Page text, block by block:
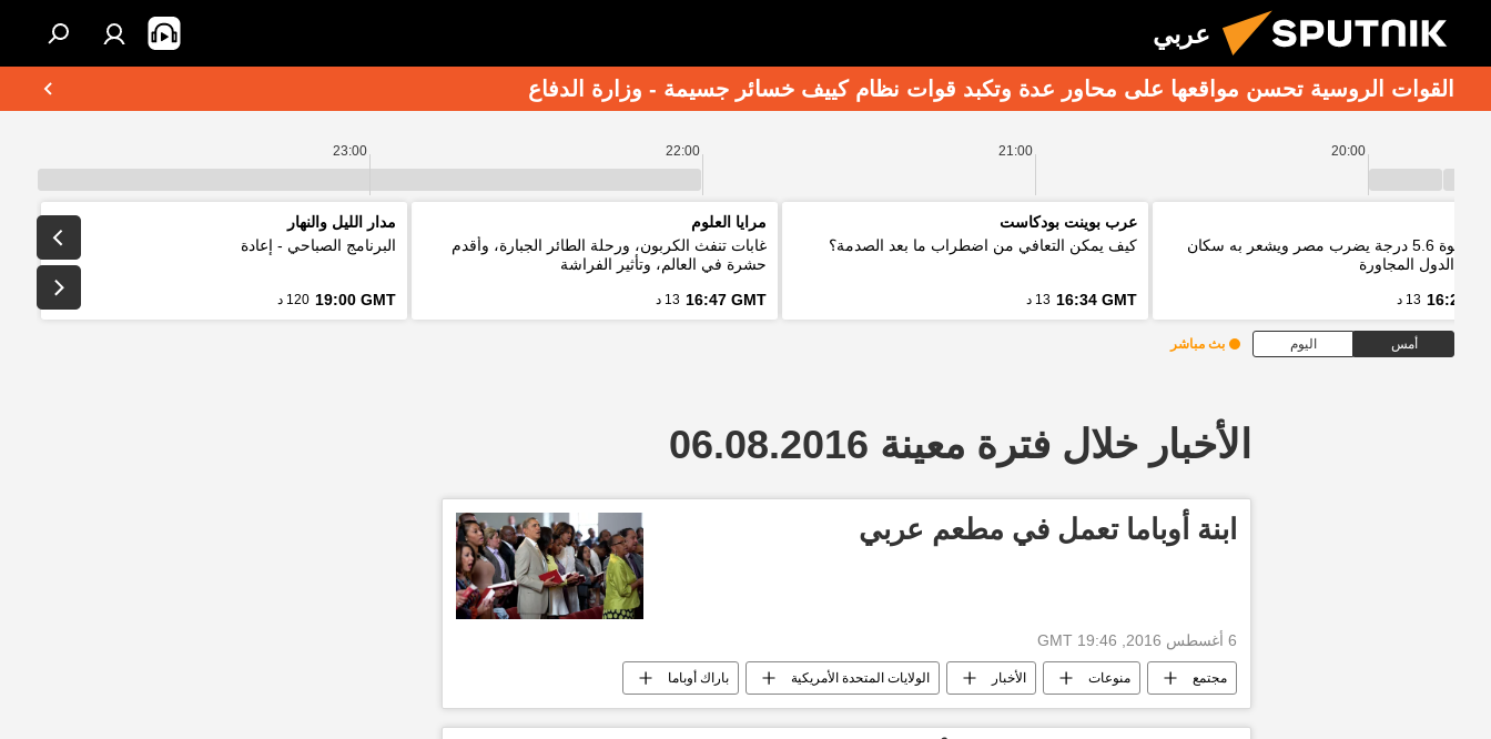
عربي
القوات الروسية تحسن مواقعها على محاور عدة وتكبد قوات نظام كييف خسائر جسيمة - وزارة الدفاع
20:00
21:00
22:00
23:00
زلزال بقوة 5.6 درجة يضرب مصر ويشعر به سكان
من الدول المجاورة
16:20 13 د
عرب بوينت بودكاست
كيف يمكن التعافي من اضطراب ما بعد الصدمة؟
16:34 GMT 13 د
مرايا العلوم
غابات تنفث الكربون، ورحلة الطائر الجبارة، وأقدم
حشرة في العالم، وتأثير الفراشة
16:47 GMT 13 د
مدار الليل والنهار
البرنامج الصباحي - إعادة
19:00 GMT 120 د
أمس اليوم بث مباشر
الأخبار خلال فترة معينة 06.08.2016
ابنة أوباما تعمل في مطعم عربي
6 أغسطس 2016, 19:46 GMT
مجتمع منوعات الأخبار الولايات المتحدة الأمريكية باراك أوباما